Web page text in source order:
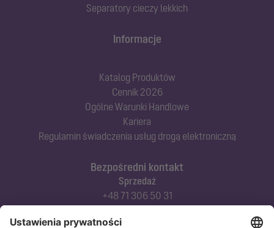
Separatory cieczy lekkich
Bezpośredni kontakt
Sprzedaż
+48 71 306 50 31
Doradztwo techniczne
Informacje
Katalog Produktów
Cennik 2026
Ogólne Warunki Handlowe
Kariera
Regulamin świadczenia usług drogą elektroniczną